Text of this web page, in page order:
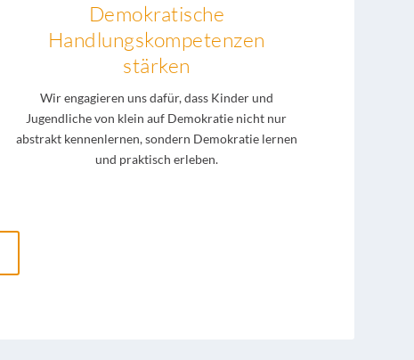
Demokratische
Handlungskompetenzen
stärken
Wir engagieren uns dafür, dass Kinder und
Jugendliche von klein auf Demokratie nicht nur
abstrakt kennenlernen, sondern Demokratie lernen
und praktisch erleben.